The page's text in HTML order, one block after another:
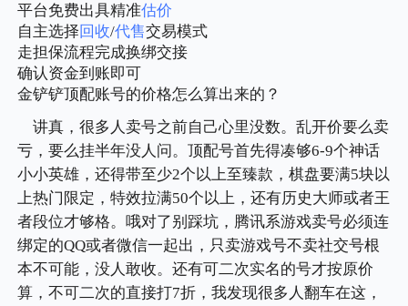
平台免费出具精准估价
自主选择回收/代售交易模式
走担保流程完成换绑交接
确认资金到账即可
金铲铲顶配账号的价格怎么算出来的？
讲真，很多人卖号之前自己心里没数。乱开价要么卖
亏，要么挂半年没人问。顶配号首先得凑够6-9个神话
小小英雄，还得带至少2个以上至臻款，棋盘要满5块以
上热门限定，特效拉满50个以上，还有历史大师或者王
者段位才够格。哦对了别踩坑，腾讯系游戏卖号必须连
绑定的QQ或者微信一起出，只卖游戏号不卖社交号根
本不可能，没人敢收。还有可二次实名的号才按原价
算，不可二次的直接打7折，我发现很多人翻车在这，